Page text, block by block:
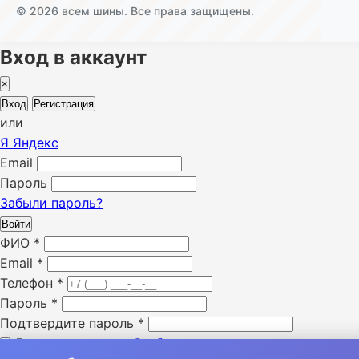
© 2026 всем шины. Все права защищены.
Вход в аккаунт
×
Вход
Регистрация
или
Я Яндекс
Email
Пароль
Забыли пароль?
Войти
ФИО *
Email *
Телефон *
Пароль *
Подтвердите пароль *
Даю согласие наобработку и хранение